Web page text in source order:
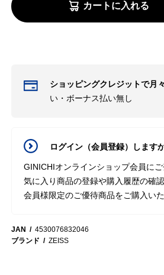
カートに入れる
ショッピングクレジットで月
い・ボーナス払い無し
ログイン（会員登録）します
GINICHIオンラインショップ会員に
気に入り商品の登録や購入履歴の確
会員様限定のご優待商品をご購入いた
JAN
4530076832046
ブランド
ZEISS